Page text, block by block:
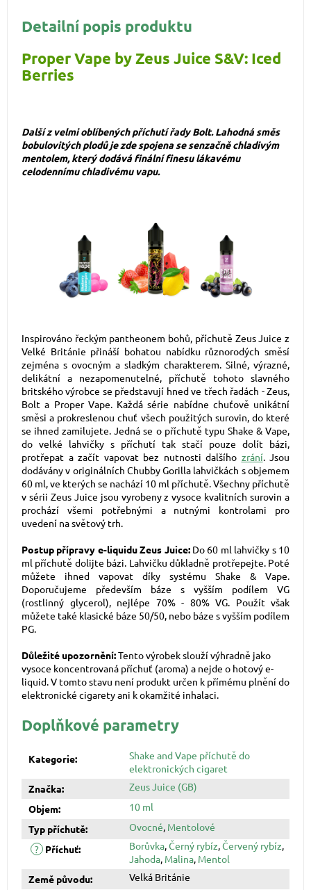
Detailní popis produktu
Proper Vape by Zeus Juice S&V: Iced
Berries
Další z velmi oblíbených příchutí řady Bolt. Lahodná směs
bobulovitých plodů je zde spojena se senzačně chladivým
mentolem, který dodává finální finesu lákavému
celodennímu chladivému vapu.
Inspirováno řeckým pantheonem bohů, příchutě Zeus Juice z
Velké Británie přináší bohatou nabídku různorodých směsí
zejména s ovocným a sladkým charakterem. Silné, výrazné,
delikátní a nezapomenutelné, příchutě tohoto slavného
britského výrobce se představují hned ve třech řadách - Zeus,
Bolt a Proper Vape. Každá série nabídne chuťově unikátní
směsi a prokreslenou chuť všech použitých surovin, do které
se ihned zamilujete. Jedná se o příchutě typu Shake & Vape,
do velké lahvičky s příchutí tak stačí pouze dolít bázi,
protřepat a začít vapovat bez nutnosti dalšího zrání. Jsou
dodávány v originálních Chubby Gorilla lahvičkách s objemem
60 ml, ve kterých se nachází 10 ml příchutě. Všechny příchutě
v sérii Zeus Juice jsou vyrobeny z vysoce kvalitních surovin a
prochází všemi potřebnými a nutnými kontrolami pro
uvedení na světový trh.
Postup přípravy e-liquidu Zeus Juice:Do 60 ml lahvičky s 10
ml příchutě dolijte bázi. Lahvičku důkladně protřepejte. Poté
můžete ihned vapovat díky systému Shake & Vape.
Doporučujeme především báze s vyšším podílem VG
(rostlinný glycerol), nejlépe 70% - 80% VG. Použít však
můžete také klasické báze 50/50, nebo báze s vyšším podílem
PG.
Důležité upozornění:Tento výrobek slouží výhradně jako
vysoce koncentrovaná příchuť (aroma) a nejde o hotový e-
liquid. V tomto stavu není produkt určen k přímému plnění do
elektronické cigarety ani k okamžité inhalaci.
Doplňkové parametry
Kategorie:
Shake and Vape příchutě do
elektronických cigaret
Značka:
Zeus Juice (GB)
Objem:
10 ml
Typ příchutě: Ovocné, Mentolové
? Příchuť: Borůvka,Černý rybíz,Červený rybíz,
Jahoda, Malina, Mentol
Země původu:
Velká Británie